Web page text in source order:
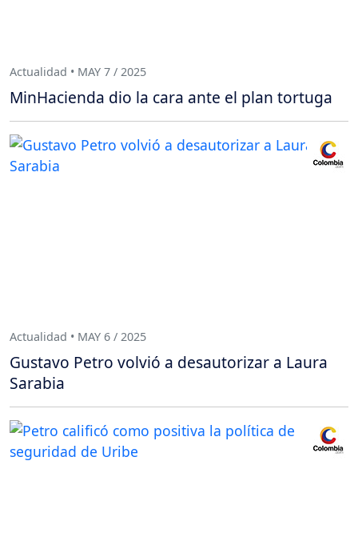
Actualidad • MAY 7 / 2025
MinHacienda dio la cara ante el plan tortuga
Actualidad • MAY 6 / 2025
Gustavo Petro volvió a desautorizar a Laura
Sarabia